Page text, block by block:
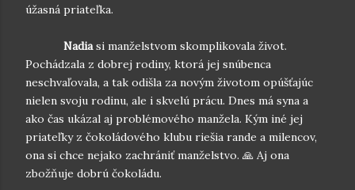
úžasná priateľka.
Nadiasi manželstvom skomplikovala život.
Pochádzala z dobrej rodiny, ktorá jej snúbenca
neschvaľovala, a tak odišla za novým životom opúšťajúc
nielen svoju rodinu, ale i skvelú prácu. Dnes má syna a
ako čas ukázal aj problémového manžela. Kým iné jej
priateľky z čokoládového klubu riešia rande a milencov,
ona si chce nejako zachrániť manželstvo. 🙏 Aj ona
zbožňuje dobrú čokoládu.